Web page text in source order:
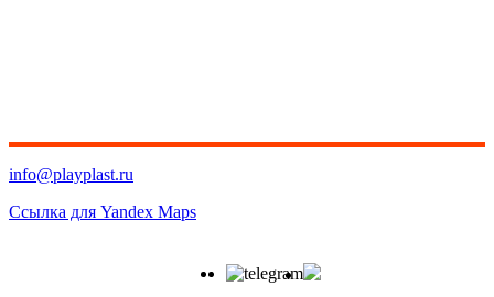
info@playplast.ru
Ссылка для Yandex Maps